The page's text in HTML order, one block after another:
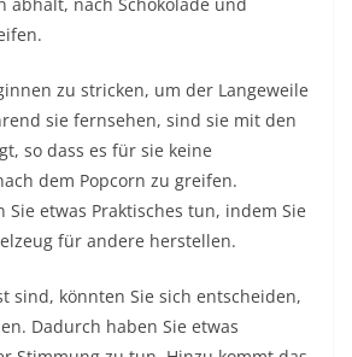
zu stricken, um der Langeweile
sie fernsehen, sind sie mit den
so dass es für sie keine
dem Popcorn zu greifen.
Sie etwas Praktisches tun, indem Sie
für andere herstellen.
sind, könnten Sie sich entscheiden,
Dadurch haben Sie etwas